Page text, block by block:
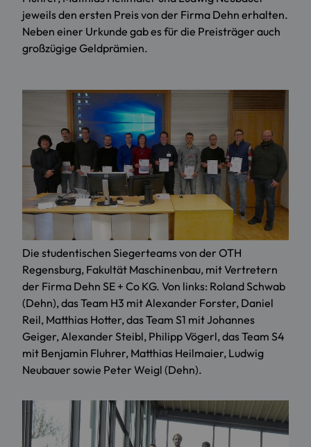
jeweils den ersten Preis von der Firma Dehn erhalten.
Neben einer Urkunde gab es für die Preisträger auch
großzügige Geldprämien.
Die studentischen Siegerteams von der OTH
Regensburg, Fakultät Maschinenbau, mit Vertretern
der Firma Dehn SE + Co KG. Von links: Roland Schwab
(Dehn), das Team H3 mit Alexander Forster, Daniel
Reil, Matthias Hotter, das Team S1 mit Johannes
Geiger, Alexander Steibl, Philipp Vögerl, das Team S4
mit Benjamin Fluhrer, Matthias Heilmaier, Ludwig
Neubauer sowie Peter Weigl (Dehn).